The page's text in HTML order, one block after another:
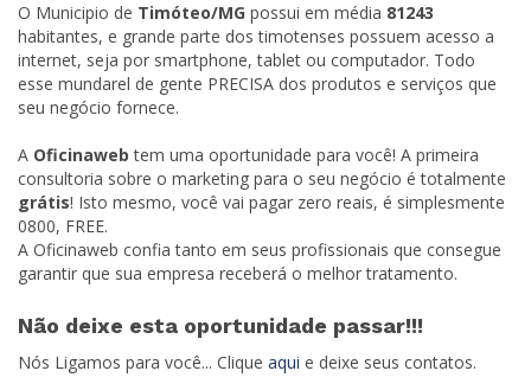
O Municipio de Timóteo/MG possui em média 81243
habitantes, e grande parte dos timotenses possuem acesso a
internet, seja por smartphone, tablet ou computador. Todo
esse mundarel de gente PRECISA dos produtos e serviços que
seu negócio fornece.
A Oficinaweb tem uma oportunidade para você! A primeira
consultoria sobre o marketing para o seu negócio é totalmente
grátis! Isto mesmo, você vai pagar zero reais, é simplesmente
0800, FREE.
A Oficinaweb confia tanto em seus profissionais que consegue
garantir que sua empresa receberá o melhor tratamento.
Não deixe esta oportunidade passar!!!
Nós Ligamos para você... Clique aqui e deixe seus contatos.